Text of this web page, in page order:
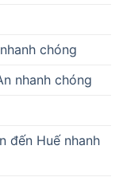
chóng
nhanh chóng
đến Huế nhanh